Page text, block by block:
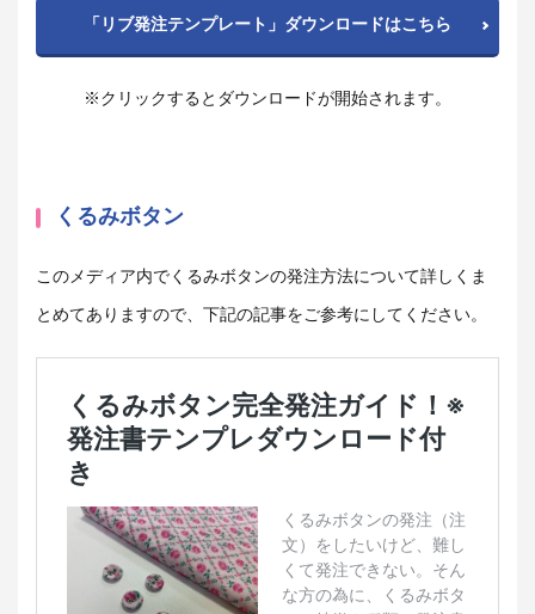
「リブ発注テンプレート」ダウンロードはこちら
※クリックするとダウンロードが開始されます。
くるみボタン
このメディア内でくるみボタンの発注方法について詳しくま
とめてありますので、下記の記事をご参考にしてください。